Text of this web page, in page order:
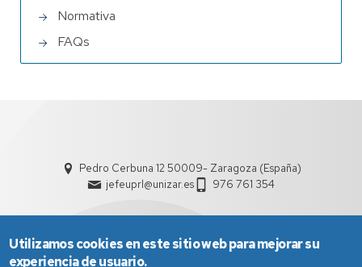
Normativa
FAQs
Pedro Cerbuna 12 50009- Zaragoza (España)
jefeuprl@unizar.es
976 761 354
Utilizamos cookies en este sitio web para mejorar su
experiencia de usuario.